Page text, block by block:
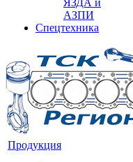
ЯЗДА и
АЗПИ
Спецтехника
Продукция